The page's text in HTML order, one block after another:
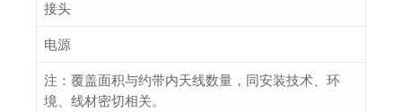
接头
电源
注：覆盖面积与约带内天线数量，同安装技术、环
境、线材密切相关。